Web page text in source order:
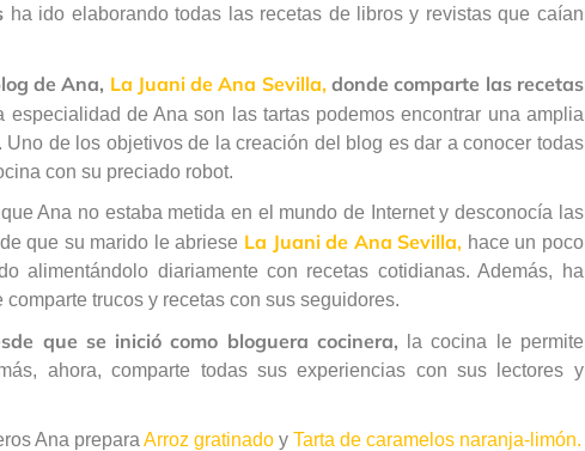
ha ido elaborando todas las recetas de libros y revistas que caían
de Ana, La Juani de Ana Sevilla,donde comparte las recetas
especialidad de Ana son las tartas podemos encontrar una amplia
de los objetivos de la creación del blog es dar a conocer todas
con su preciado robot.
Ana no estaba metida en el mundo de Internet y desconocía las
que su marido le abriese La Juani de Ana Sevilla, hace un poco
alimentándolo diariamente con recetas cotidianas. Además, ha
trucos y recetas con sus seguidores.
que se inició como bloguera cocinera,
la cocina le permite
ahora, comparte todas sus experiencias con sus lectores y
Ana prepara Arroz gratinado y Tarta de caramelos naranja-limón.